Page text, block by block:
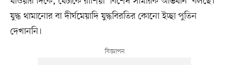
যুদ্ধ থামানোর বা দীর্ঘমেয়াদি যুদ্ধবিরতির কোনো ইচ্ছা পুতিন
দেখাননি।